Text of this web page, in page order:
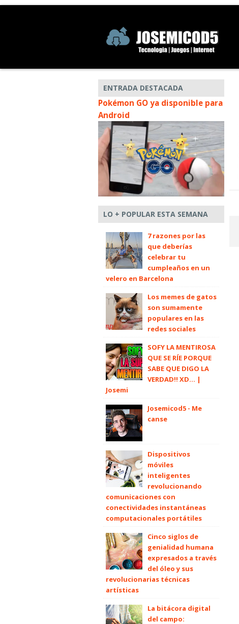
ENTRADA DESTACADA
Pokémon GO ya disponible para
Android
LO + POPULAR ESTA SEMANA
7 razones por las
que deberías
celebrar tu
cumpleaños en un
velero en Barcelona
Los memes de gatos
son sumamente
populares en las
redes sociales
SOFY LA MENTIROSA
QUE SE RÍE PORQUE
SABE QUE DIGO LA
VERDAD!! XD... |
Josemi
Josemicod5 - Me
canse
Dispositivos
móviles
inteligentes
revolucionando
comunicaciones con
conectividades instantáneas
computacionales portátiles
Cinco siglos de
genialidad humana
expresados a través
del óleo y sus
revolucionarias técnicas
artísticas
La bitácora digital
del campo: